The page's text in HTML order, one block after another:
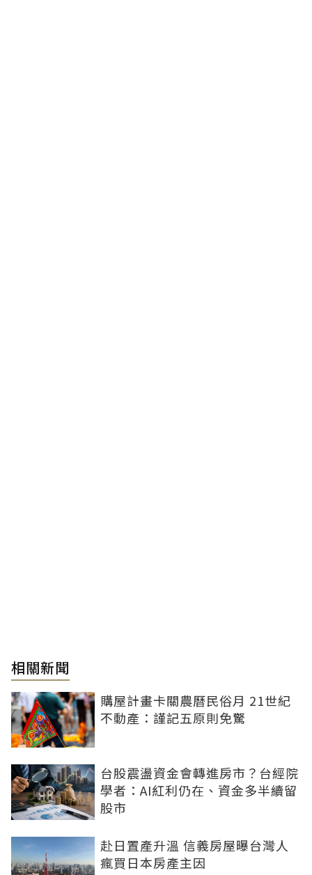
相關新聞
購屋計畫卡關農曆民俗月 21世紀
不動產：謹記五原則免驚
台股震盪資金會轉進房市？台經院
學者：AI紅利仍在、資金多半續留
股市
赴日置產升溫 信義房屋曝台灣人
瘋買日本房產主因